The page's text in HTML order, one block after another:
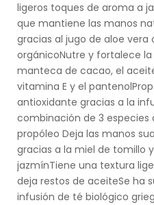
ligeros toques de aroma a
que mantiene las manos
gracias al jugo de aloe
orgánicoNutre y fortalece la
manteca de cacao, el
vitamina E y el
antioxidante gracias a la
combinación de 3
propóleo Deja las manos
gracias a la miel de tomillo
jazmínTiene una textura
deja restos de aceiteSe ha
infusión de té biológico